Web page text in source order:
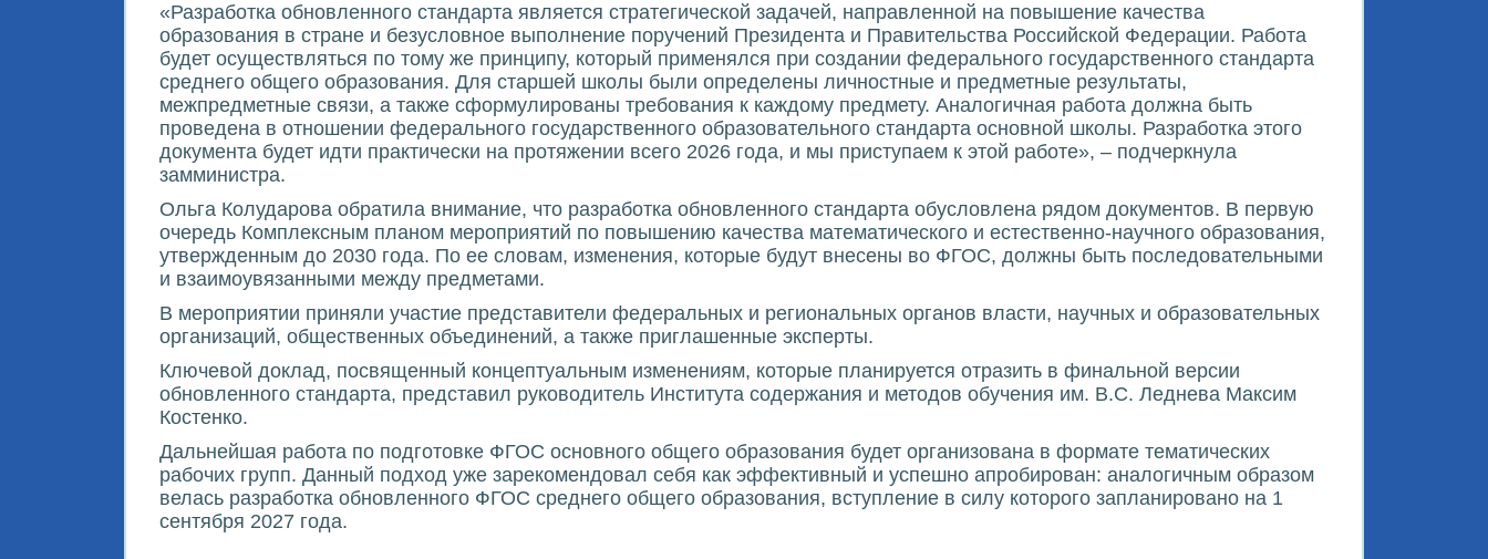
«Разработка обновленного стандарта является стратегической задачей, направленной на повышение качества
образования в стране и безусловное выполнение поручений Президента и Правительства Российской Федерации. Работа
будет осуществляться по тому же принципу, который применялся при создании федерального государственного стандарта
среднего общего образования. Для старшей школы были определены личностные и предметные результаты,
межпредметные связи, а также сформулированы требования к каждому предмету. Аналогичная работа должна быть
проведена в отношении федерального государственного образовательного стандарта основной школы. Разработка этого
документа будет идти практически на протяжении всего 2026 года, и мы приступаем к этой работе», – подчеркнула
замминистра.
Ольга Колударова обратила внимание, что разработка обновленного стандарта обусловлена рядом документов. В первую
очередь Комплексным планом мероприятий по повышению качества математического и естественно-научного образования,
утвержденным до 2030 года. По ее словам, изменения, которые будут внесены во ФГОС, должны быть последовательными
и взаимоувязанными между предметами.
В мероприятии приняли участие представители федеральных и региональных органов власти, научных и образовательных
организаций, общественных объединений, а также приглашенные эксперты.
Ключевой доклад, посвященный концептуальным изменениям, которые планируется отразить в финальной версии
обновленного стандарта, представил руководитель Института содержания и методов обучения им. В.С. Леднева Максим
Костенко.
Дальнейшая работа по подготовке ФГОС основного общего образования будет организована в формате тематических
рабочих групп. Данный подход уже зарекомендовал себя как эффективный и успешно апробирован: аналогичным образом
велась разработка обновленного ФГОС среднего общего образования, вступление в силу которого запланировано на 1
сентября 2027 года.